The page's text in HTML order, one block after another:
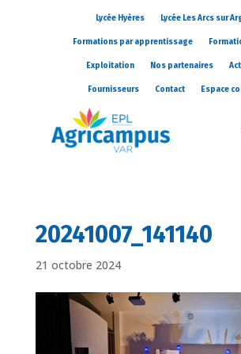
Lycée Hyères Lycée Les Arcs sur
Formations par apprentissage
Exploitation Nos partenaires
Fournisseurs Contact Espace
20241007_141140
21 octobre 2024